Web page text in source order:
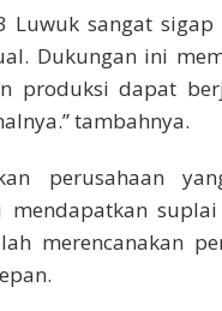
Luwuk sangat
Dukungan ini
produksi dapat
tambahnya.
perusahaan
merencanakan